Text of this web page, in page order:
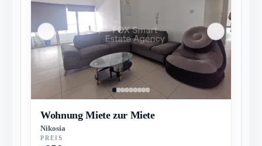
Wohnung Miete zur Miete
Nikosia
PREIS